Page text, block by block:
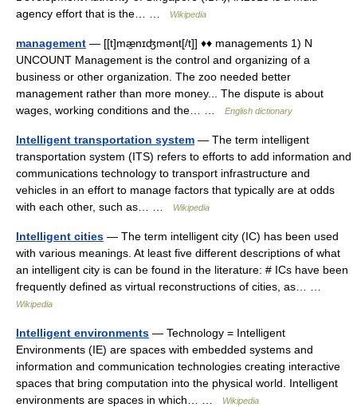
agency effort that is the… …
Wikipedia
management — [[t]mæ̱nɪʤmənt[/t]] ♦♦ managements 1) N
UNCOUNT Management is the control and organizing of a
business or other organization. The zoo needed better
management rather than more money... The dispute is about
wages, working conditions and the… …
English dictionary
Intelligent transportation system — The term intelligent
transportation system (ITS) refers to efforts to add information and
communications technology to transport infrastructure and
vehicles in an effort to manage factors that typically are at odds
with each other, such as… …
Wikipedia
Intelligent cities — The term intelligent city (IC) has been used
with various meanings. At least five different descriptions of what
an intelligent city is can be found in the literature: # ICs have been
frequently defined as virtual reconstructions of cities, as… …
Wikipedia
Intelligent environments — Technology = Intelligent
Environments (IE) are spaces with embedded systems and
information and communication technologies creating interactive
spaces that bring computation into the physical world. Intelligent
environments are spaces in which… …
Wikipedia